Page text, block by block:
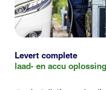
Levert complete
laad- en accu